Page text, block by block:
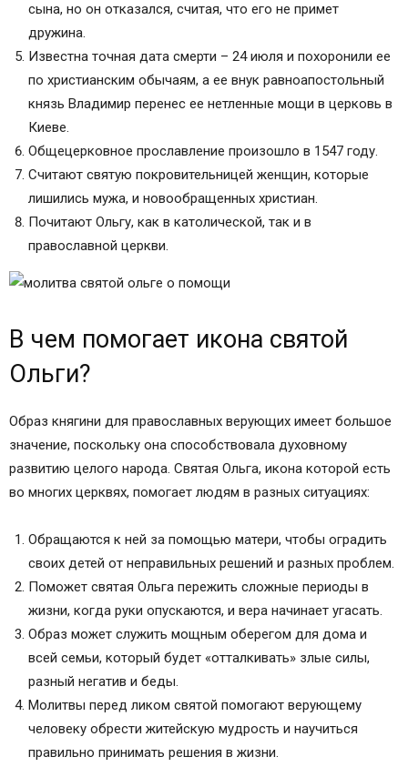
Молитва святой Ольге, покровительнице имени
Икона равноапостольной княгини Ольги
Значение иконы «Святая Ольга»
В чем помогает икона святой Ольги
сына, но он отказался, считая, что его не примет
дружина.
Известна точная дата смерти – 24 июля и похоронили ее
по христианским обычаям, а ее внук равноапостольный
князь Владимир перенес ее нетленные мощи в церковь в
Киеве.
Общецерковное прославление произошло в 1547 году.
Считают святую покровительницей женщин, которые
лишились мужа, и новообращенных христиан.
Почитают Ольгу, как в католической, так и в
православной церкви.
В чем помогает икона святой
Ольги?
Образ княгини для православных верующих имеет большое
значение, поскольку она способствовала духовному
развитию целого народа. Святая Ольга, икона которой есть
во многих церквях, помогает людям в разных ситуациях:
Обращаются к ней за помощью матери, чтобы оградить
своих детей от неправильных решений и разных проблем.
Поможет святая Ольга пережить сложные периоды в
жизни, когда руки опускаются, и вера начинает угасать.
Образ может служить мощным оберегом для дома и
всей семьи, который будет «отталкивать» злые силы,
разный негатив и беды.
Молитвы перед ликом святой помогают верующему
человеку обрести житейскую мудрость и научиться
правильно принимать решения в жизни.